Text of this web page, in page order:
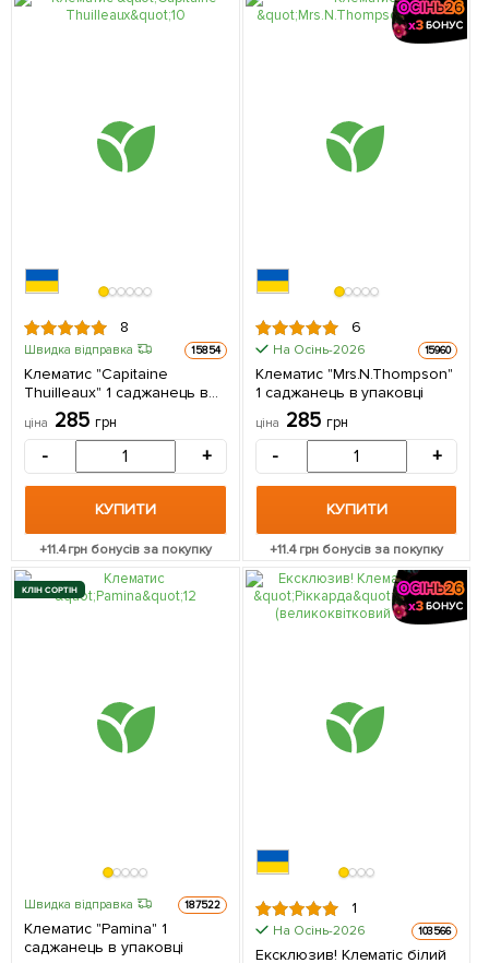
8
Швидка відправка 15854
Клематис "Capitaine
Thuilleaux" 1 саджанець в
упаковці
ціна 285 грн
- +
КУПИТИ
+11.4грн бонусів за покупку
6
На Осінь-2026 15960
Клематис "Mrs.N.Thompson"
1 саджанець в упаковці
ціна 285 грн
- +
КУПИТИ
+11.4грн бонусів за покупку
КЛІН СОРТІН
Швидка відправка 187522
Клематис "Pamina" 1
саджанець в упаковці
1
На Осінь-2026 103566
Ексклюзив! Клематіс білий